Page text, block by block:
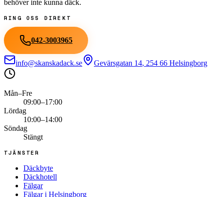
behöver inte kunna däck.
RING OSS DIREKT
042-3003965
info@skanskadack.se Gevärsgatan 14, 254 66 Helsingborg
Mån–Fre
09:00–17:00
Lördag
10:00–14:00
Söndag
Stängt
TJÄNSTER
Däckbyte
Däckhotell
Fälgar
Fälgar i Helsingborg